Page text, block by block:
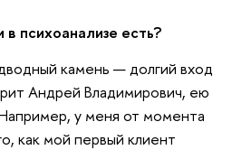
психоанализе есть?
камень — долгий вход
Андрей Владимирович, ею
у меня от момента
как мой первый клиент